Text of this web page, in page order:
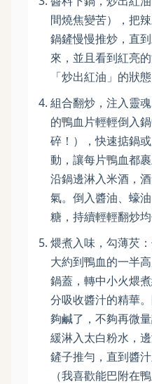
間燒焦變苦），把
鍋鏟慢慢推炒，直
來，並且看到紅亮
「炒出紅油」的狀
組合翻炒，注入靈
的鴨血片輕輕倒入
碎！），快速掂鍋
動，讓每片鴨血都
沿鍋邊淋入米酒，
氣。倒入醬油、蠔
糖，持續輕輕翻炒均
煨煮入味，勾薄芡
大約到鴨血的一半
鍋蓋，轉中小火煨
分吸收醬汁的精華
夠鹹了，不夠再微
緩淋入太白粉水，
鏟子推勻，直到醬
（我喜歡能巴附在